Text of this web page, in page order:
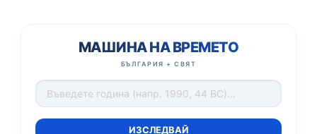
МАШИНА НА ВРЕМЕТО
БЪЛГАРИЯ + СВЯТ
ИЗСЛЕДВАЙ